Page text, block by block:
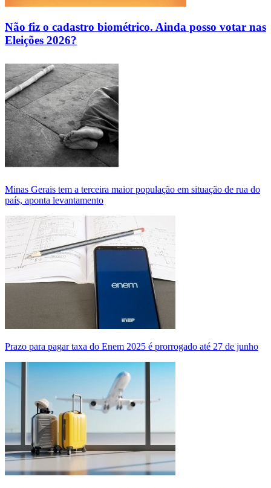
Não fiz o cadastro biométrico. Ainda posso votar nas
Eleições 2026?
Minas Gerais tem a terceira maior população em situação de rua do
país, aponta levantamento
Prazo para pagar taxa do Enem 2025 é prorrogado até 27 de junho